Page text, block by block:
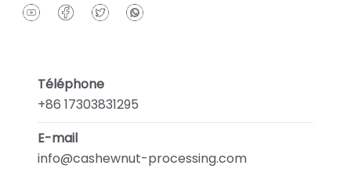
Téléphone
+86 17303831295
E-mail
info@cashewnut-processing.com